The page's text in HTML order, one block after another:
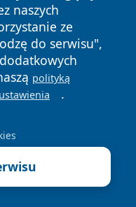
naszych
ze
do serwisu",
polityką
.
Polityka
Cookies